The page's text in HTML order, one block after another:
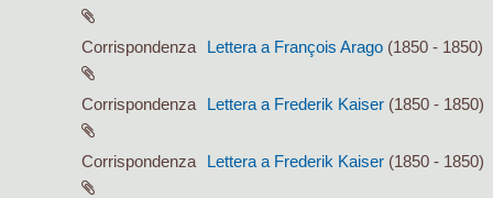
Corrispondenza Lettera a François Arago (1850 - 1850)
Corrispondenza Lettera a Frederik Kaiser (1850 - 1850)
Corrispondenza Lettera a Frederik Kaiser (1850 - 1850)